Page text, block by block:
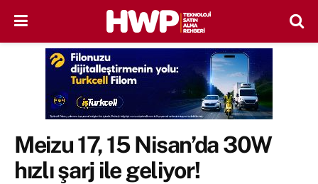
Meizu 17, 15 Nisan’da 30W
hızlı şarj ile geliyor!